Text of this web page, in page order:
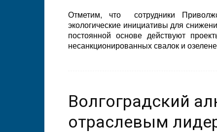
Отметим, что сотрудники
экологические инициативы для
постоянной основе действуют
несанкционированных свалок и
Волгоградский
отраслевым